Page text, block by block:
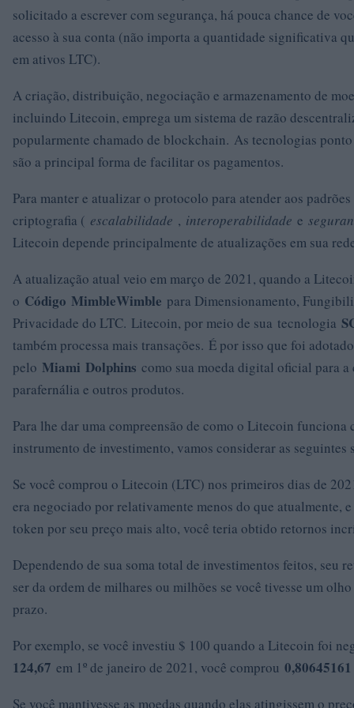
solicitado a escrever com segurança, há pouca chance de
acesso à sua conta (não importa a quantidade significativa
em ativos LTC).
A criação, distribuição, negociação e armazenamento de
incluindo Litecoin, emprega um sistema de razão
popularmente chamado de blockchain. As tecnologias
são a principal forma de facilitar os pagamentos.
Para manter e atualizar o protocolo para atender aos
criptografia ( escalabilidade , interoperabilidade e
Litecoin depende principalmente de atualizações em sua
A atualização atual veio em março de 2021, quando a
o Código MimbleWimble para Dimensionamento,
Privacidade do LTC. Litecoin, por meio de sua tecnologia
também processa mais transações. É por isso que foi adotado
pelo Miami Dolphins como sua moeda digital oficial para a
parafernália e outros produtos.
Para lhe dar uma compreensão de como o Litecoin funciona
instrumento de investimento, vamos considerar as seguintes
Se você comprou o Litecoin (LTC) nos primeiros dias de
era negociado por relativamente menos do que atualmente,
token por seu preço mais alto, você teria obtido retornos
Dependendo de sua soma total de investimentos feitos, seu
ser da ordem de milhares ou milhões se você tivesse um
prazo.
Por exemplo, se você investiu $ 100 quando a Litecoin foi
124,67 em 1º de janeiro de 2021, você comprou
Se você mantivesse as moedas quando elas atingissem o